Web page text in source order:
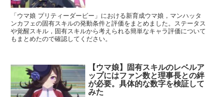
「ウマ娘 プリティーダービー」における新育成ウマ娘，マンハッタ
ンカフェの固有スキルの発動条件と評価をまとめました。ステータス
や覚醒スキル，固有スキルから考えられる簡単なキャラ評価について
もまとめたので確認してください。
【ウマ娘】固有スキルのレベルア
ップにはファン数と理事長との絆
が必要。具体的な数字を検証して
みた